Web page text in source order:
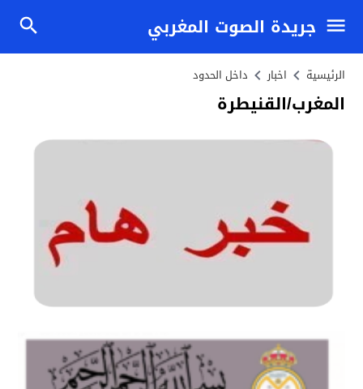
جريدة الصوت المغربي
الرئيسية اخبار داخل الحدود
المغرب/القنيطرة